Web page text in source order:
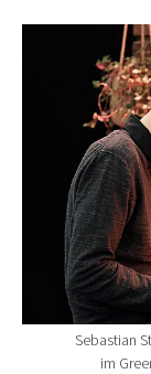
Show larger
Sebastian
im